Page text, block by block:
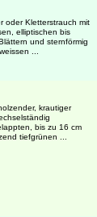
oder Kletterstrauch mit
elliptischen bis
und sternförmig
...
krautiger
bis zu 16 cm
tiefgrünen ...